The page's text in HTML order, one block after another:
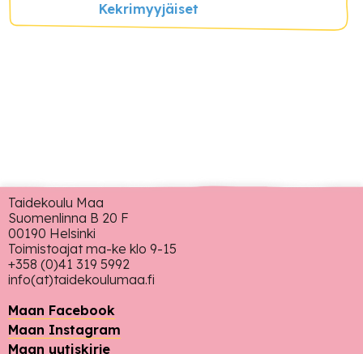
Kekrimyyjäiset
Taidekoulu Maa
Suomenlinna B 20 F
00190 Helsinki
Toimistoajat ma-ke klo 9-15
+358 (0)41 319 5992
info(at)taidekoulumaa.fi
Maan Facebook
Maan Instagram
Maan uutiskirje